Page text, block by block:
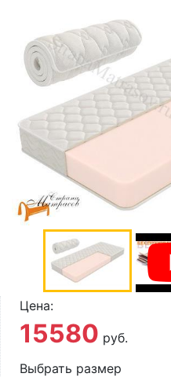
О компании
Контакты
Доставка по городу
Цена:
15580 руб.
Выбрать размер